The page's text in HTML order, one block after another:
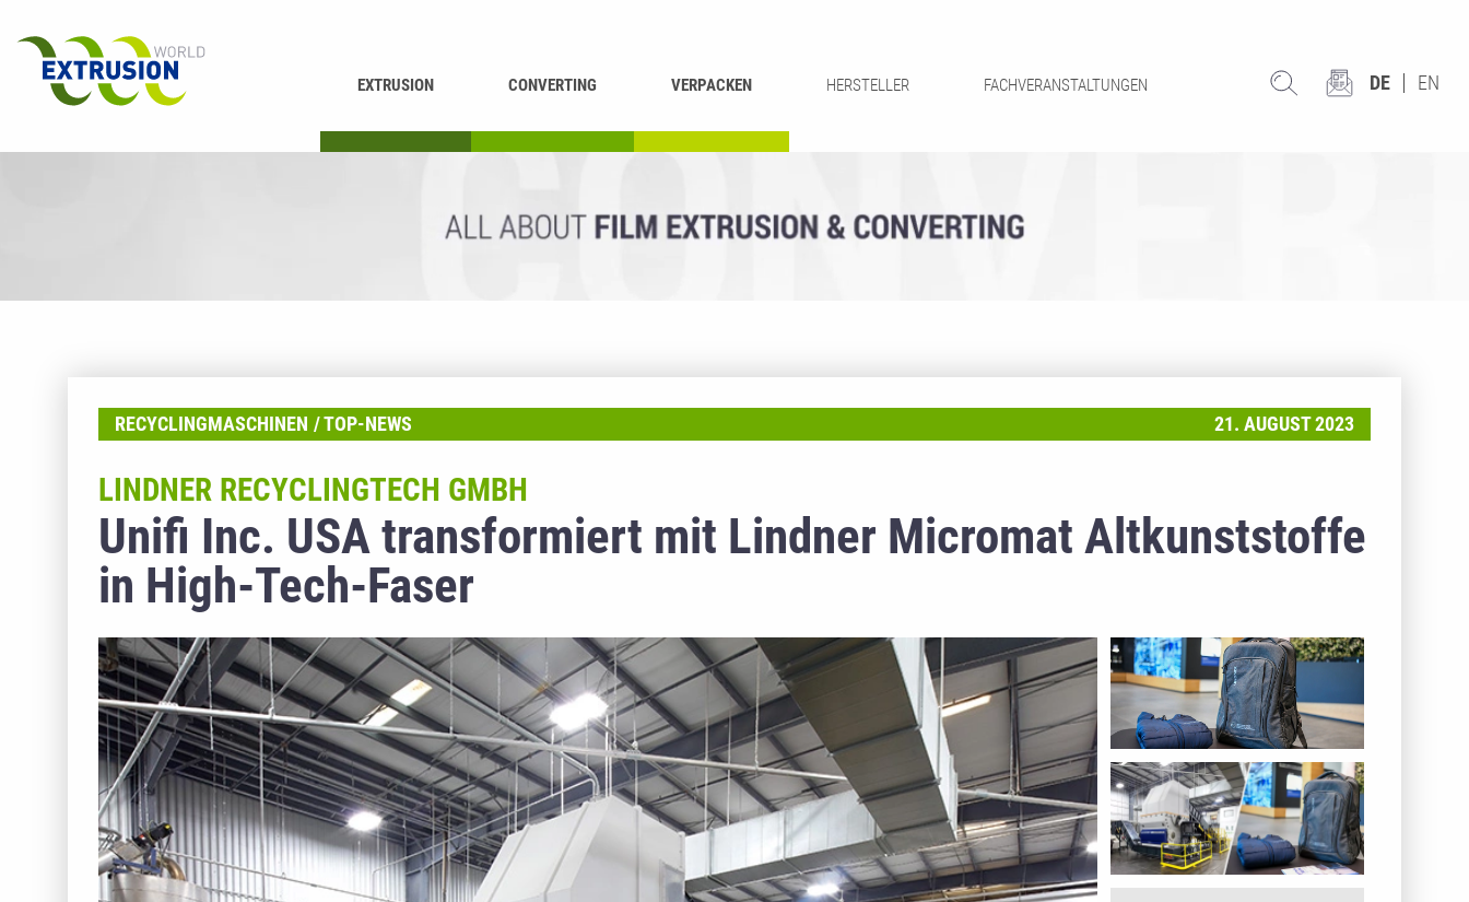
EXTRUSION CONVERTING VERPACKEN HERSTELLER FACHVERANSTALTUNGEN DE EN
RECYCLINGMASCHINEN TOP-NEWS 21. AUGUST 2023
Unifi Inc. USA transformiert mit Lindner Micromat Altkunststoffe
in High-Tech-Faser
LINDNER RECYCLINGTECH GMBH